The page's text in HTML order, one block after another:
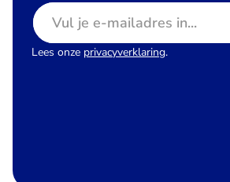
E-mailadres
Lees onze privacyverklaring.